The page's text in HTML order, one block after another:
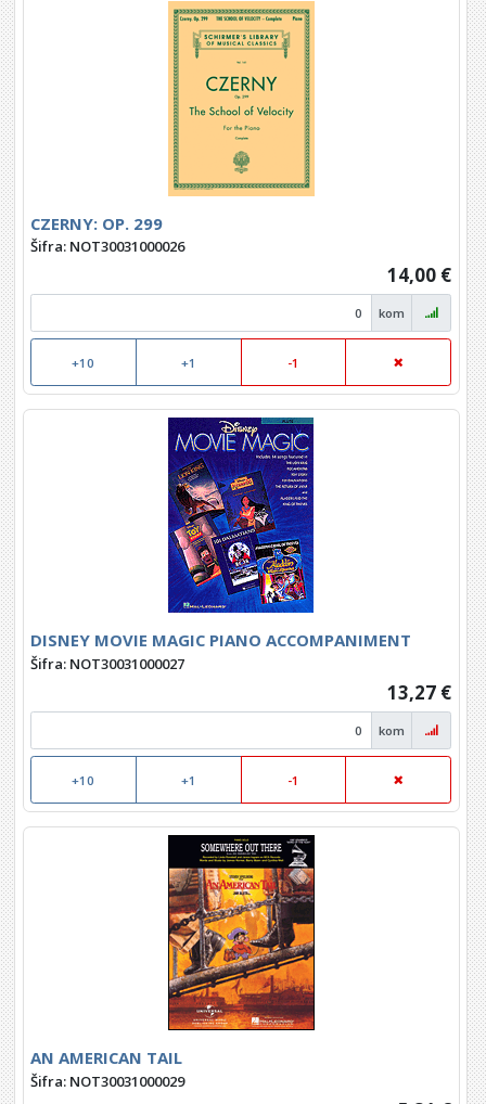
CZERNY: OP. 299
Šifra: NOT30031000026
14,00 €
kom
+10 +1 -1
DISNEY MOVIE MAGIC PIANO ACCOMPANIMENT
Šifra: NOT30031000027
13,27 €
kom
+10 +1 -1
AN AMERICAN TAIL
Šifra: NOT30031000029